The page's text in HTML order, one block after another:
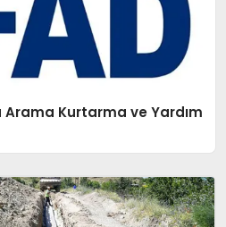
Arama Kurtarma ve Yardım